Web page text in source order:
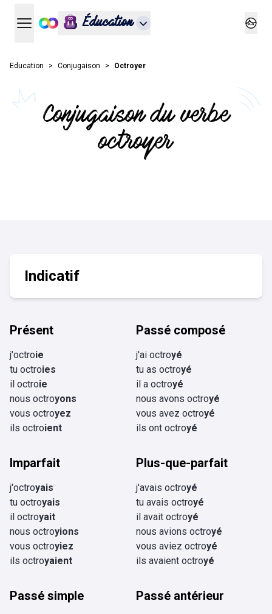
Ouvrir le menu principal
Éducation
Education Conjugaison Octroyer
Conjugaison du verbe
octroyer
Indicatif
Présent
j'octroie
tu octroies
il octroie
nous octroyons
vous octroyez
ils octroient
Passé composé
j'ai octroyé
tu as octroyé
il a octroyé
nous avons octroyé
vous avez octroyé
ils ont octroyé
Imparfait
j'octroyais
tu octroyais
il octroyait
nous octroyions
vous octroyiez
ils octroyaient
Plus-que-parfait
j'avais octroyé
tu avais octroyé
il avait octroyé
nous avions octroyé
vous aviez octroyé
ils avaient octroyé
Passé simple Passé antérieur